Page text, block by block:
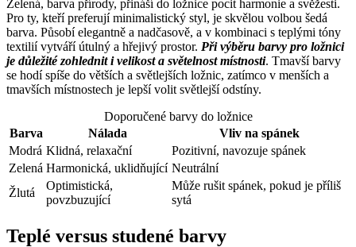
Zelená, barva přírody, přináší do ložnice pocit harmonie a svěžesti.
Pro ty, kteří preferují minimalistický styl, je skvělou volbou šedá
barva. Působí elegantně a nadčasově, a v kombinaci s teplými tóny
textilií vytváří útulný a hřejivý prostor. Při výběru barvy pro ložnici
je důležité zohlednit i velikost a světelnost místnosti. Tmavší barvy
se hodí spíše do větších a světlejších ložnic, zatímco v menších a
tmavších místnostech je lepší volit světlejší odstíny.
Doporučené barvy do ložnice
Barva
Nálada
Vliv na spánek
Modrá Klidná, relaxační
Pozitivní, navozuje spánek
Zelená Harmonická, uklidňující Neutrální
Žlutá
Optimistická,
povzbuzující
Může rušit spánek, pokud je příliš
sytá
Teplé versus studené barvy